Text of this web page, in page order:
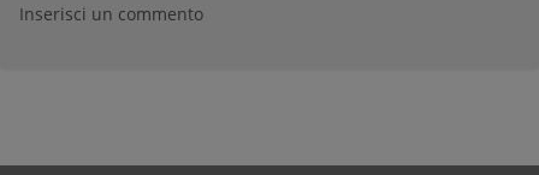
Inserisci un commento